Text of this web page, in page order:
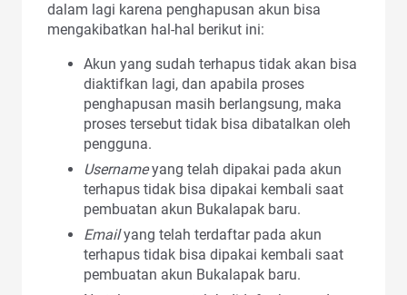
dalam lagi karena penghapusan akun bisa
mengakibatkan hal-hal berikut ini:
Akun yang sudah terhapus tidak akan bisa
diaktifkan lagi, dan apabila proses
penghapusan masih berlangsung, maka
proses tersebut tidak bisa dibatalkan oleh
pengguna.
Usernameyang telah dipakai pada akun
terhapus tidak bisa dipakai kembali saat
pembuatan akun Bukalapak baru.
Emailyang telah terdaftar pada akun
terhapus tidak bisa dipakai kembali saat
pembuatan akun Bukalapak baru.